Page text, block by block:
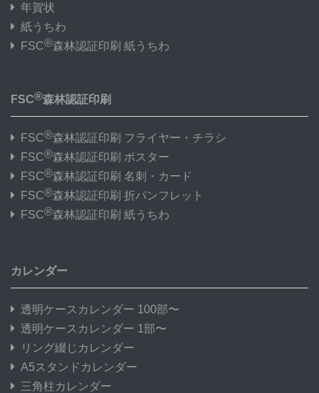
年賀状
紙うちわ
FSC®森林認証印刷 紙うちわ
FSC®森林認証印刷
FSC®森林認証印刷 フライヤー・チラシ
FSC®森林認証印刷 ポスター
FSC®森林認証印刷 名刺・カード
FSC®森林認証印刷 折パンフレット
FSC®森林認証印刷 紙うちわ
カレンダー
透明ケースカレンダー 100部〜
透明ケースカレンダー 1部〜
リング綴じカレンダー
A5スタンドカレンダー
三角柱カレンダー